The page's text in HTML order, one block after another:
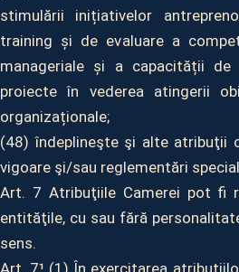
stimulării inițiativelor
training și de evaluare a
manageriale și a capacității
proiecte în vederea atingerii
organizaționale;
(48) îndeplineşte şi alte atribuţii
vigoare şi/sau reglementări
Art. 7 Atribuţiile Camerei pot fi
entităţile, cu sau fără
sens.
Art. 7¹ (1) În exercitarea